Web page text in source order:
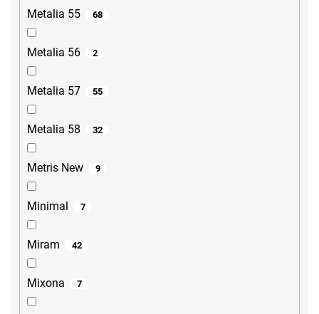
Metalia 55 68
Metalia 56 2
Metalia 57 55
Metalia 58 32
Metris New 9
Minimal 7
Miram 42
Mixona 7